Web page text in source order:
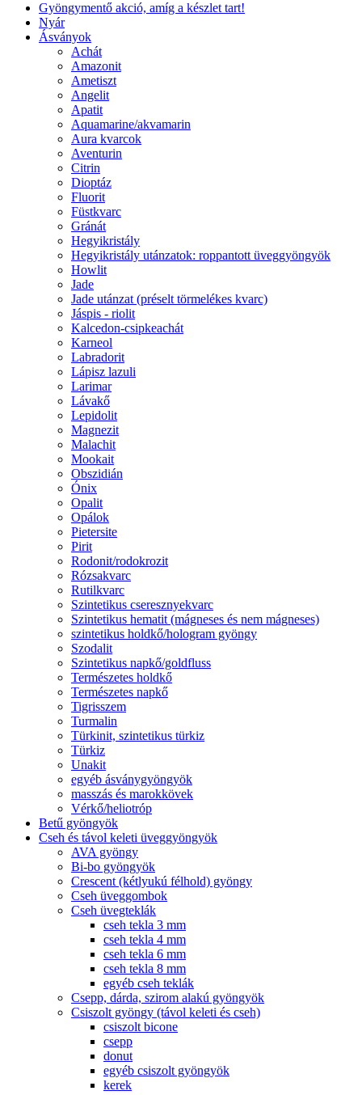
Gyöngymentő akció, amíg a készlet tart!
Nyár
Ásványok
Achát
Amazonit
Ametiszt
Angelit
Apatit
Aquamarine/akvamarin
Aura kvarcok
Aventurin
Citrin
Dioptáz
Fluorit
Füstkvarc
Gránát
Hegyikristály
Hegyikristály utánzatok: roppantott üveggyöngyök
Howlit
Jade
Jade utánzat (préselt törmelékes kvarc)
Jáspis - riolit
Kalcedon-csipkeachát
Karneol
Labradorit
Lápisz lazuli
Larimar
Lávakő
Lepidolit
Magnezit
Malachit
Mookait
Obszidián
Ónix
Opalit
Opálok
Pietersite
Pirit
Rodonit/rodokrozit
Rózsakvarc
Rutilkvarc
Szintetikus cseresznyekvarc
Szintetikus hematit (mágneses és nem mágneses)
szintetikus holdkő/hologram gyöngy
Szodalit
Szintetikus napkő/goldfluss
Természetes holdkő
Természetes napkő
Tigrisszem
Turmalin
Türkinit, szintetikus türkiz
Türkiz
Unakit
egyéb ásványgyöngyök
masszás és marokkövek
Vérkő/heliotróp
Betű gyöngyök
Cseh és távol keleti üveggyöngyök
AVA gyöngy
Bi-bo gyöngyök
Crescent (kétlyukú félhold) gyöngy
Cseh üveggombok
Cseh üvegteklák
cseh tekla 3 mm
cseh tekla 4 mm
cseh tekla 6 mm
cseh tekla 8 mm
egyéb cseh teklák
Csepp, dárda, szirom alakú gyöngyök
Csiszolt gyöngy (távol keleti és cseh)
csiszolt bicone
csepp
donut
egyéb csiszolt gyöngyök
kerek